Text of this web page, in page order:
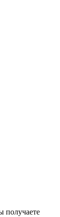
получаете